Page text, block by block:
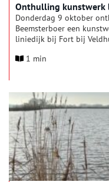
Onthulling kunstwerk
Donderdag 9 oktober
Beemsterboer een
liniedijk bij Fort bij
van UNESCO
in opdracht van
herstelprogramma uit.
1 min